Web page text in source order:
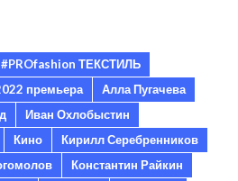
#PROfashion ТЕКСТИЛЬ
премьера
Алла Пугачева
Иван Охлобыстин
Кино
Кирилл Серебренников
Константин Райкин